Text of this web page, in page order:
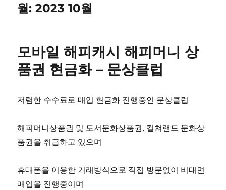
월: 2023 10월
모바일 해피캐시 해피머니 상
품권 현금화 – 문상클럽
저렴한 수수료로 매입 현금화 진행중인 문상클럽
해피머니상품권 및 도서문화상품권, 컬쳐랜드 문화상
품권을 취급하고 있으며
휴대폰을 이용한 거래방식으로 직접 방문없이 비대면
매입을 진행중이며